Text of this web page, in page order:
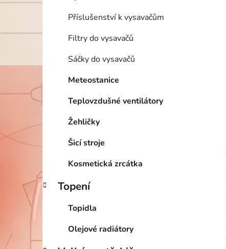
Příslušenství k vysavačům
Filtry do vysavačů
Sáčky do vysavačů
Meteostanice
Teplovzdušné ventilátory
Žehličky
Šicí stroje
Kosmetická zrcátka
Topení
Topidla
Olejové radiátory